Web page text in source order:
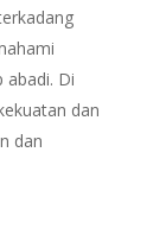
abadi. Di
dan
dan